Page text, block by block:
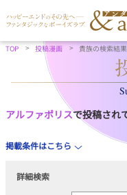
TOP 投稿漫画 貴族の検索結果
アルファポリスで投稿され
掲載条件はこちら
詳細検索